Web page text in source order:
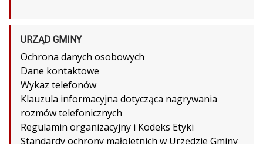
URZĄD GMINY
Ochrona danych osobowych
Dane kontaktowe
Wykaz telefonów
Klauzula informacyjna dotycząca nagrywania
rozmów telefonicznych
Regulamin organizacyjny i Kodeks Etyki
Standardy ochrony małoletnich w Urzędzie Gminy